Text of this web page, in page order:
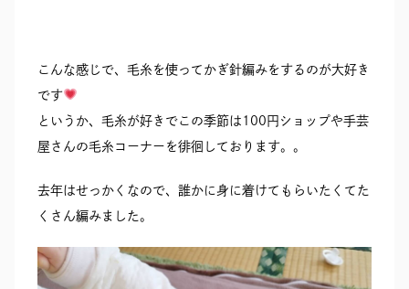
こんな感じで、毛糸を使ってかぎ針編みをするのが大好き
です
というか、毛糸が好きでこの季節は100円ショップや手芸
屋さんの毛糸コーナーを徘徊しております。。
去年はせっかくなので、誰かに身に着けてもらいたくてた
くさん編みました。